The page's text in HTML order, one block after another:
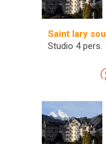
Saint lary
Studio 4 pers.